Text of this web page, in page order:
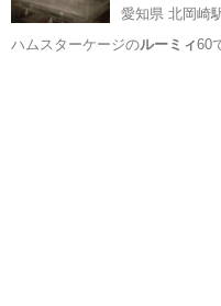
愛知県 北岡崎
ハムスターケージのルーミィ60